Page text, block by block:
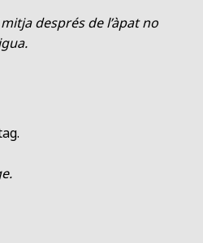
després de l’àpat no